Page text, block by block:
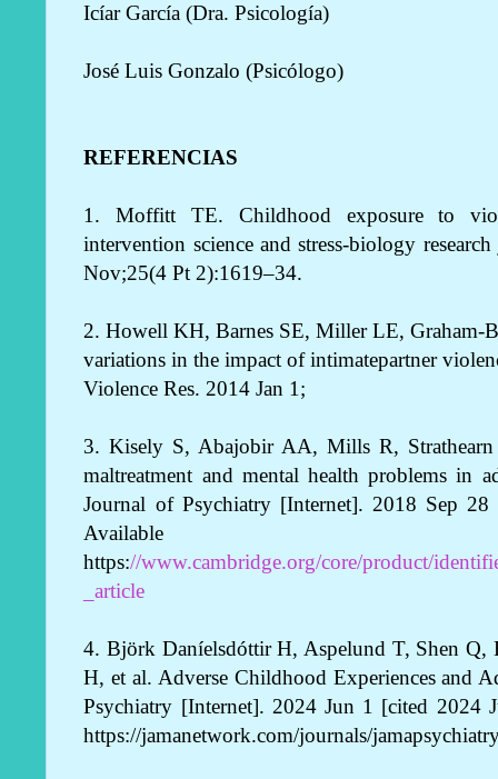
Icíar García (Dra. Psicología)
José Luis Gonzalo (Psicólogo)
REFERENCIAS
1. Moffitt TE. Childhood exposure to
intervention science and stress-biology
Nov;25(4 Pt 2):1619–34.
2. Howell KH, Barnes SE, Miller LE, Graham-
variations in the impact of intimatepartner
Violence Res. 2014 Jan 1;
3. Kisely S, Abajobir AA, Mills R,
maltreatment and mental health problems in
Journal of Psychiatry [Internet]. 2018 Sep
https://www.cambridge.org/core/product/
_article
4. Björk Daníelsdóttir H, Aspelund T, Shen Q,
H, et al. Adverse Childhood Experiences and
Psychiatry [Internet]. 2024 Jun 1 [cited 2024
https://jamanetwork.com/journals/